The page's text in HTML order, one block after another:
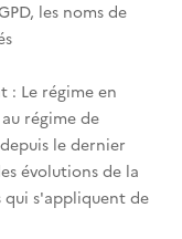
les noms de
: Le régime en
régime de
le dernier
évolutions de la
qui s'appliquent de